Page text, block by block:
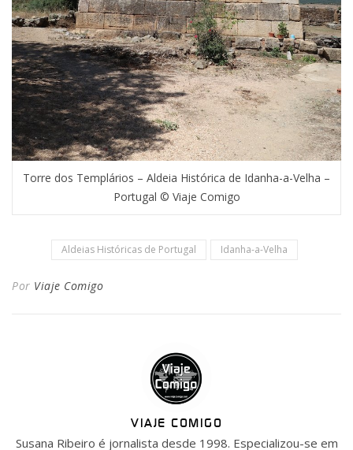
Torre dos Templários – Aldeia Histórica de Idanha-a-Velha –
Portugal © Viaje Comigo
Aldeias Históricas de Portugal Idanha-a-Velha
Por Viaje Comigo
VIAJE COMIGO
Susana Ribeiro é jornalista desde 1998. Especializou-se em